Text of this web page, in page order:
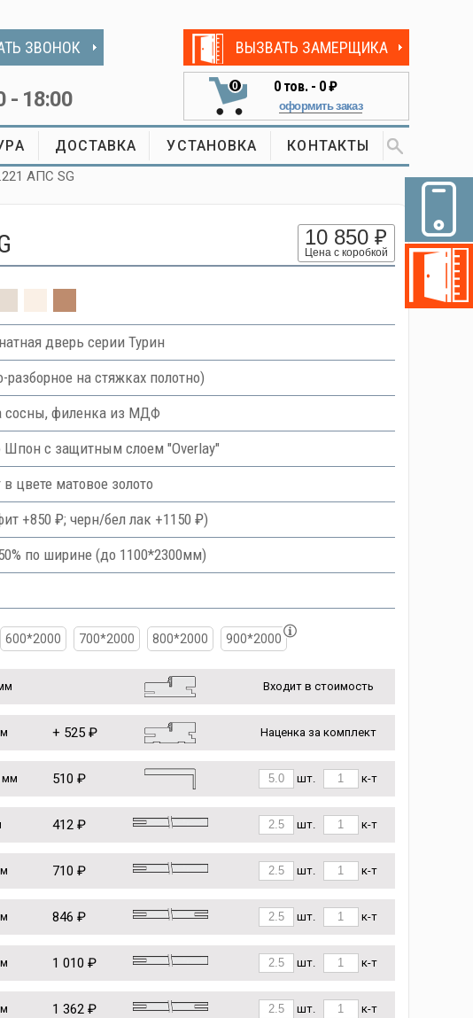
ЗВОНОК
- 18:00
ВЫЗВАТЬ ЗАМЕРЩИКА
0 0тов. - 0 ₽
оформить заказ
ДОСТАВКА УСТАНОВКА КОНТАКТЫ
АПC SG
10 850 ₽
Цена с коробкой
дверь серии Турин
на стяжках полотно)
сосны, филенка из МДФ
с защитным слоем "Overlay"
матовое золото
+850 ₽; черн/бел лак +1150 ₽)
по ширине (до 1100*2300мм)
600*2000 700*2000 800*2000 900*2000
Входит в стоимость
+ 525 ₽ Наценка за комплект
мм 510 ₽ шт. к-т
412 ₽ шт. к-т
710 ₽ шт. к-т
846 ₽ шт. к-т
1 010 ₽ шт. к-т
1 362 ₽ шт. к-т